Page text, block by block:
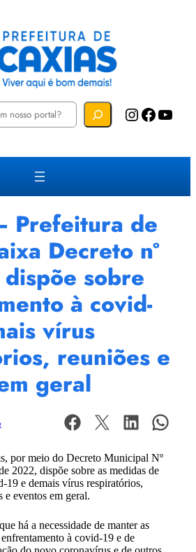
Instagram Facebook YouTube
Prefeitura de
Decreto nº
sobre
à covid-
vírus
reuniões e
geral
por meio do Decreto Municipal Nº
2022, dispõe sobre as medidas de
19 e demais vírus respiratórios,
e eventos em geral.
há a necessidade de manter as
à covid-19 e de